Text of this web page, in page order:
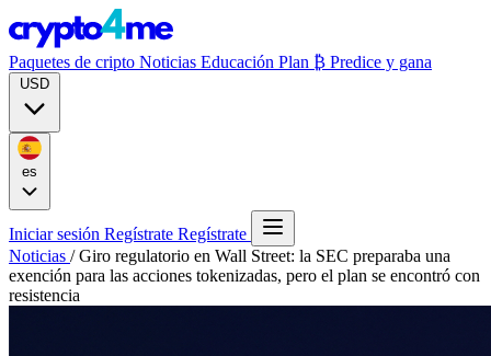
Paquetes de cripto Noticias Educación Plan ₿ Predice y gana
Iniciar sesión Regístrate Regístrate
Noticias / Giro regulatorio en Wall Street: la SEC preparaba una
exención para las acciones tokenizadas, pero el plan se encontró con
resistencia